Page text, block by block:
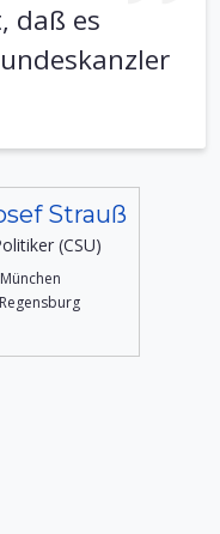
daß es
Strauß
(CSU)